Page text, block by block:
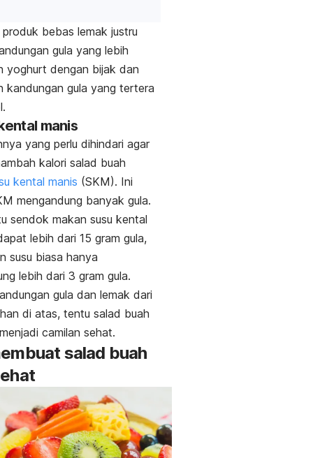
bebas lemak justru
gula yang lebih
yoghurt dengan bijak dan
kandungan gula yang tertera
manis
yang perlu dihindari agar
kalori salad buah
kental manis (SKM). Ini
mengandung banyak gula.
sendok makan susu kental
lebih dari 15 gram gula,
susu biasa hanya
lebih dari 3 gram gula.
gula dan lemak dari
di atas, tentu salad buah
camilan sehat.
salad buah